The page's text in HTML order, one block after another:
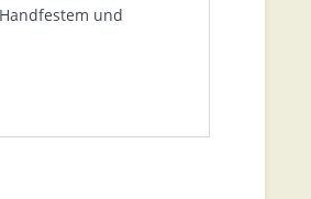
und